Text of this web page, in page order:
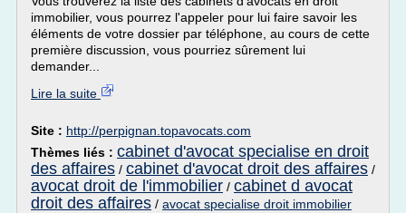
immobilier, vous pourrez l'appeler pour lui faire savoir les
éléments de votre dossier par téléphone, au cours de cette
première discussion, vous pourriez sûrement lui
demander...
Lire la suite
Site : http://perpignan.topavocats.com
Thèmes liés : cabinet d'avocat specialise en droit
des affaires / cabinet d'avocat droit des affaires /
avocat droit de l'immobilier / cabinet d avocat
droit des affaires / avocat specialise droit immobilier